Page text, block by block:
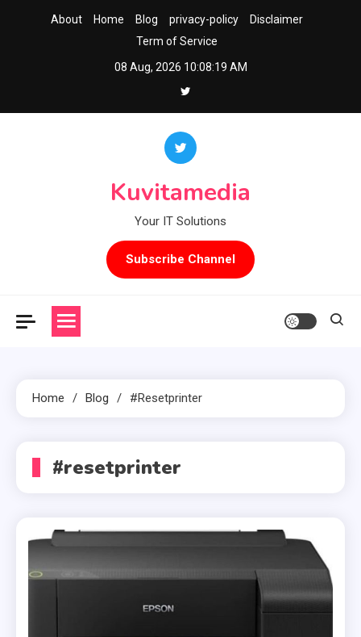
About Home Blog privacy-policy
Disclaimer
Term of Service
08 Aug, 2026 10:08:19 AM
Kuvitamedia
Your IT Solutions
Subscribe Channel
Home Blog #resetprinter
#resetprinter